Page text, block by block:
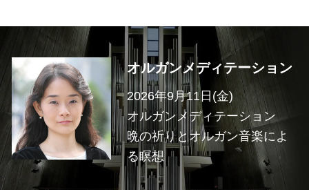
オルガンメディテーション
2026年9月11日(金)
オルガンメディテーション
晩の祈りとオルガン音楽によ
る瞑想